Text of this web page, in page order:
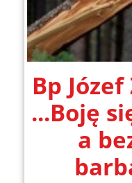
Bp
...Boję
a